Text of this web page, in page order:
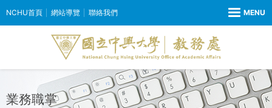
NCHU首頁 網站導覽 聯絡我們
業務職掌